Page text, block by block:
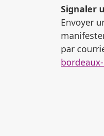
Signaler
Envoyer
par